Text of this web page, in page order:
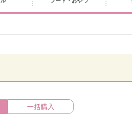
一括購入